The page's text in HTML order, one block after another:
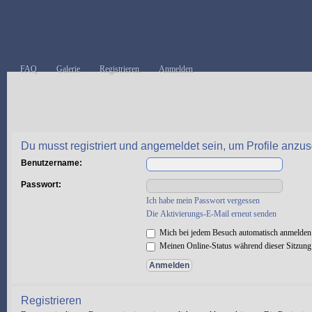
FAQ Galerie Registrieren Anmelden
Du musst registriert und angemeldet sein, um Profile
Benutzername:
Passwort:
Ich habe mein Passwort vergessen
Die Aktivierungs-E-Mail erneut senden
Mich bei jedem Besuch automatisch anmelden
Meinen Online-Status während dieser
Registrieren